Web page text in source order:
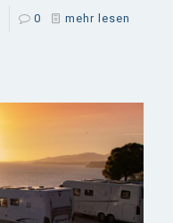
0 mehr lesen